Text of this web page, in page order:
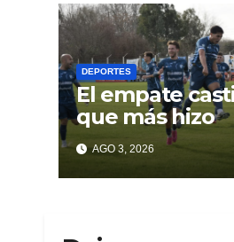
DEPORTES
El empate
que más hizo
AGO 3, 2026